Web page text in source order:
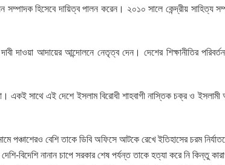
হিসেবে দায়িত্ব পালন করেন। ২০১০ সালে কেন্দ্রীয় সাহিত্য
দাওয়া আদায়ের আন্দোলনে নেতৃত্ব দেন। দেশের শিক্ষানীতির
একই সাথে এই দেশে ইসলাম বিরোধী শাহবাগী নাস্তিক চক্র ও ইসলামী
পঞ্চাশেরও বেশি তাকে ডিবি অফিসে আটকে রেখে ইতিহাসের চরম
নানান চাপে সরকার শেষ পর্যন্ত তাকে হত্যা করে নি কিন্তু